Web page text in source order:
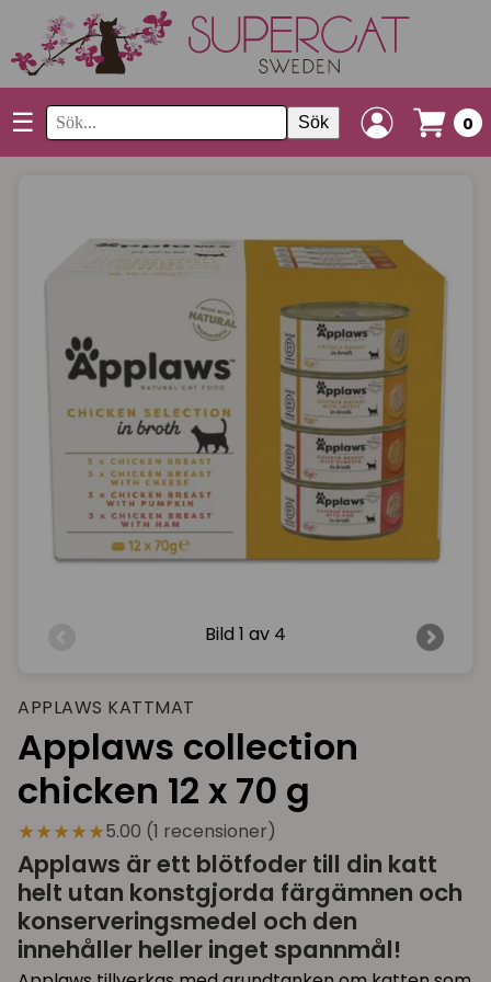
☰ Sök 0
Bild 1 av 4
APPLAWS KATTMAT
Applaws collection
chicken 12 x 70 g
★★★★★5.00 (1 recensioner)
Applaws är ett blötfoder till din katt
helt utan konstgjorda färgämnen och
konserveringsmedel och den
innehåller heller inget spannmål!